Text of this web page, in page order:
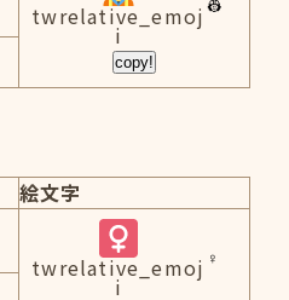
twrelative_emoj
i
copy!
絵文字
twrelative_emoj
i